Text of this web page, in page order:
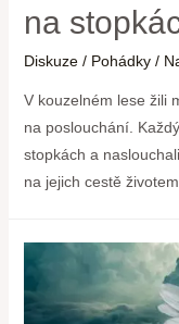
na
Diskuze / Pohádky/
V kouzelném lese žili
na poslouchání.
stopkách a
na jejich cestě